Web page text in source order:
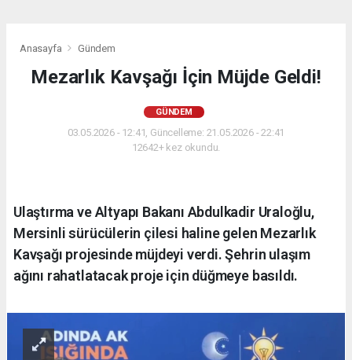
Anasayfa Gündem
Mezarlık Kavşağı İçin Müjde Geldi!
GÜNDEM
03.05.2026 - 12:41, Güncelleme: 21.05.2026 - 22:41
12642+ kez okundu.
Ulaştırma ve Altyapı Bakanı Abdulkadir Uraloğlu,
Mersinli sürücülerin çilesi haline gelen Mezarlık
Kavşağı projesinde müjdeyi verdi. Şehrin ulaşım
ağını rahatlatacak proje için düğmeye basıldı.